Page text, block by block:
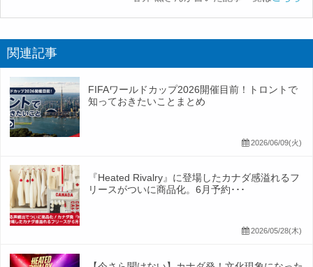
関連記事
FIFAワールドカップ2026開催目前！トロントで
知っておきたいことまとめ
2026/06/09(火)
『Heated Rivalry』に登場したカナダ感溢れるフ
リースがついに商品化。6月予約･･･
2026/05/28(木)